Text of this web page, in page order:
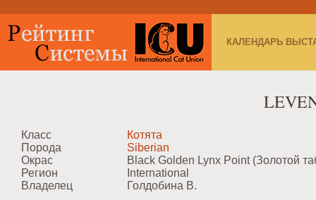
КАЛЕНДАРЬ
Класс
Котята
Порода
Siberian
Окрас
Black Golden Lynx Point (Золотой
Регион
International
Владелец
Голдобина В.